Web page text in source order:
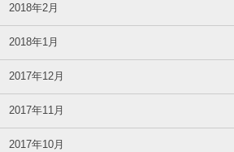
2018年2月
2018年1月
2017年12月
2017年11月
2017年10月